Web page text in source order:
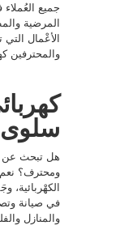
جميع
المرضية
الأعْمال التي
والمحترفين
سلوى
هل تبحث عن
ومحترف؟ نعم
في صيانة
والمنازل